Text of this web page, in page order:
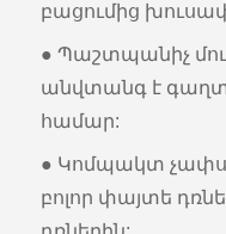
բացումից
● Պաշտպանիչ
անվտանգ է
համար:
● Կոմպակտ
բոլոր փայտե